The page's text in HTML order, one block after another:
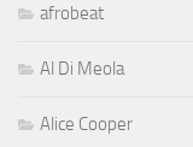
afrobeat
Al Di Meola
Alice Cooper